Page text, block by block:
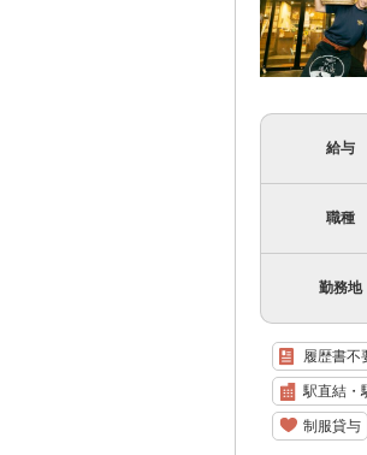
給与
職種
勤務地
履歴書不
駅直結・
制服貸与